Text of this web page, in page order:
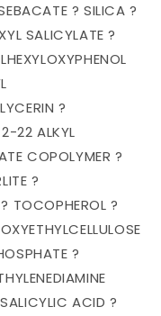
? SILICA ?
SALICYLATE ?
?
22 ALKYL
COPOLYMER ?
?
TOCOPHEROL ?
?
ACID ?